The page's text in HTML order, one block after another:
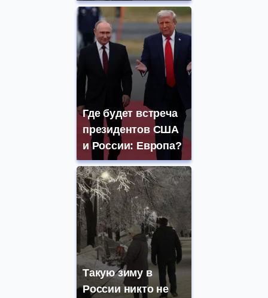
Где будет встреча
президентов США
и России: Европа?
Такую зиму в
России никто не